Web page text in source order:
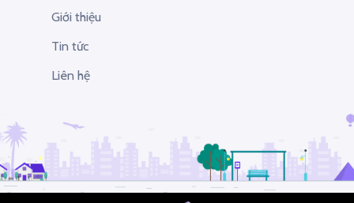
Giới thiệu
Tin tức
Liên hệ